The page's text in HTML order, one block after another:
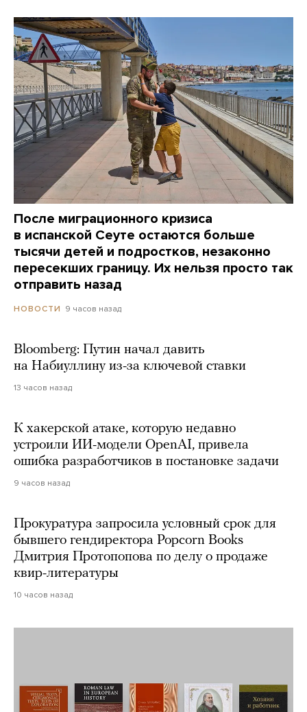
После миграционного кризиса
в испанской Сеуте остаются больше
тысячи детей и подростков, незаконно
пересекших границу. Их нельзя просто так
отправить назад
НОВОСТИ 9 часов назад
Bloomberg: Путин начал давить
на Набиуллину из-за ключевой ставки
13 часов назад
К хакерской атаке, которую недавно
устроили ИИ-модели OpenAI, привела
ошибка разработчиков в постановке задачи
9 часов назад
Прокуратура запросила условный срок для
бывшего гендиректора Popcorn Books
Дмитрия Протопопова по делу о продаже
квир-литературы
10 часов назад